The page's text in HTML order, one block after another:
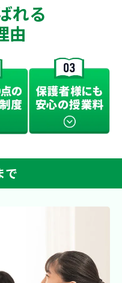
れる
由
で